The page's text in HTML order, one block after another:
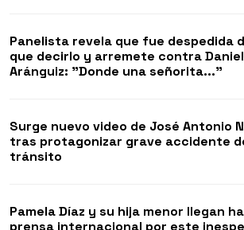
Panelista revela que fue despedida
que decirlo y arremete contra
Aránguiz: "Donde una señorita..."
Surge nuevo video de José Antonio
tras protagonizar grave accidente
tránsito
Pamela Díaz y su hija menor llegan
prensa internacional por este